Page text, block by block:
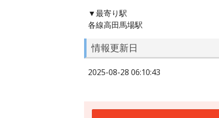
▼最寄り駅
各線高田馬場駅
情報更新日
2025-08-28 06:10:43